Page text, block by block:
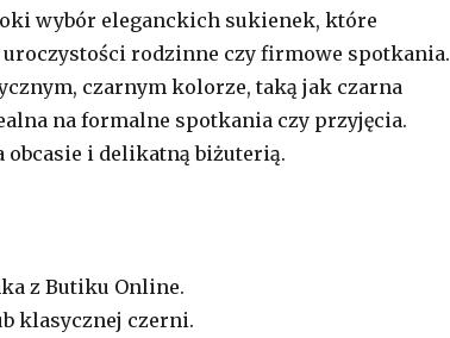
wybór eleganckich sukienek, które
rodzinne czy firmowe spotkania.
czarnym kolorze, taką jak czarna
na formalne spotkania czy przyjęcia.
obcasie i delikatną biżuterią.
z Butiku Online.
klasycznej czerni.